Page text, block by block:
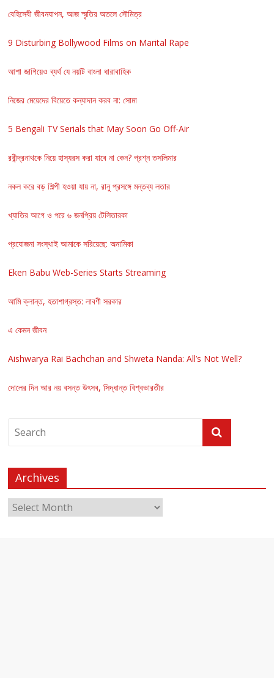
বেহিসেবী জীবনযাপন, আজ স্মৃতির অতলে সৌমিত্র
9 Disturbing Bollywood Films on Marital Rape
আশা জাগিয়েও ব্যর্থ যে নয়টি বাংলা ধারাবাহিক
নিজের মেয়েদের বিয়েতে কন্যাদান করব না: সোমা
5 Bengali TV Serials that May Soon Go Off-Air
রবীন্দ্রনাথকে নিয়ে হাস্যরস করা যাবে না কেন? প্রশ্ন তসলিমার
নকল করে বড় শিল্পী হওয়া যায় না, রানু প্রসঙ্গে মন্তব্য লতার
খ্যাতির আগে ও পরে ৬ জনপ্রিয় টেলিতারকা
প্রযোজনা সংস্থাই আমাকে সরিয়েছে: অনামিকা
Eken Babu Web-Series Starts Streaming
আমি ক্লান্ত, হতাশাগ্রস্ত: লাবণী সরকার
এ কেমন জীবন
Aishwarya Rai Bachchan and Shweta Nanda: All’s Not Well?
দোলের দিন আর নয় বসন্ত উৎসব, সিদ্ধান্ত বিশ্বভারতীর
Archives